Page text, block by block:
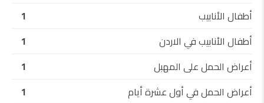
أطفال الأنابيب
1
أطفال الأنابيب في الاردن
1
أعراض الحمل على المهبل
1
أعراض الحمل في أول عشرة أيام
1